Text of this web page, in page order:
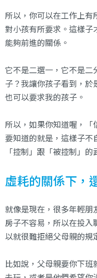
所以，你可以在工作上有
對小孩有所要求。這樣子
能夠前進的關係。
它不是二選一，它不是
子？我讓你孩子看到，
也可以要求我的孩子。
所以，如果你知道喔，「
要知道的就是，這樣子不
「控制」跟「被控制」的
虛耗的關係下，
就像是現在，很多年輕朋
房子不容易，所以在投入
以就很難拒絕父母親的規
比如說，父母親要你下班